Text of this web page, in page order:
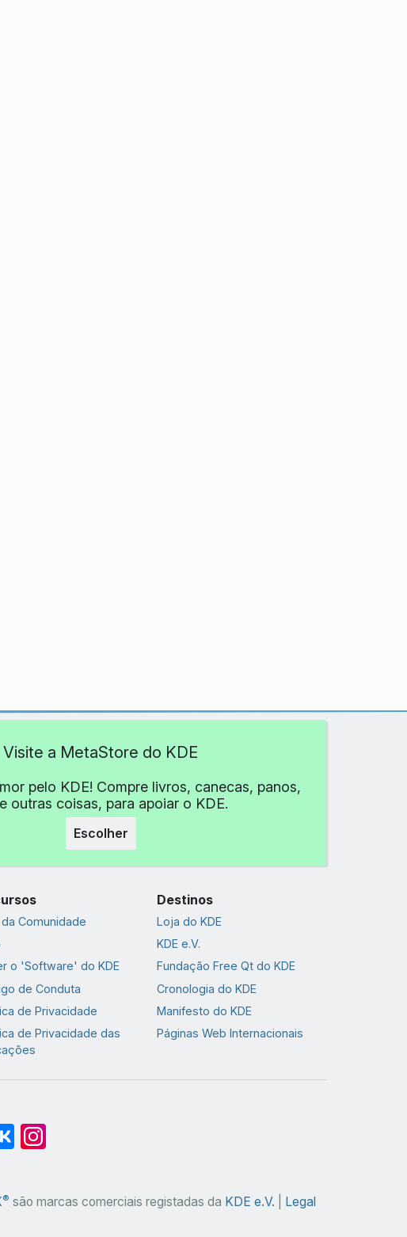
Visite a MetaStore do KDE
pelo KDE! Compre livros, canecas, panos,
outras coisas, para apoiar o KDE.
Escolher
Comunidade
o 'Software' do KDE
de Conduta
de Privacidade
de Privacidade das
Destinos
Loja do KDE
KDE e.V.
Fundação Free Qt do KDE
Cronologia do KDE
Manifesto do KDE
Páginas Web Internacionais
® são marcas comerciais registadas da KDE e.V. Legal